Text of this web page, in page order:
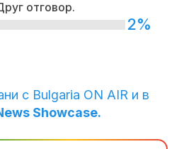
отговор.
2%
с Bulgaria ON AIR и в
Showcase.